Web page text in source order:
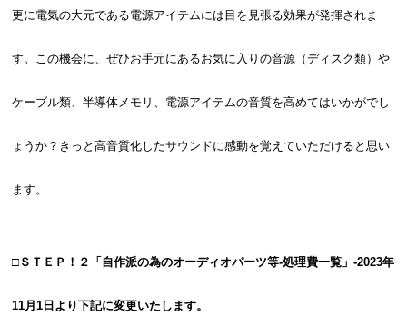
更に電気の大元である電源アイテムには目を見張る効果が発揮されま
す。この機会に、ぜひお手元にあるお気に入りの音源（ディスク類）や
ケーブル類、半導体メモリ、電源アイテムの音質を高めてはいかがでし
ょうか？きっと高音質化したサウンドに感動を覚えていただけると思い
ます。
□ＳＴＥＰ！２「自作派の為のオーディオパーツ等-処理費一覧」-2023年
11月1日より下記に変更いたします。